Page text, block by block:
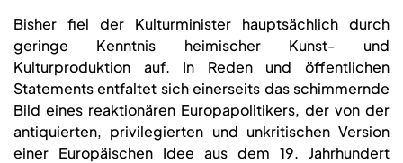
Bisher fiel der Kulturminister hauptsächlich durch
geringe Kenntnis heimischer Kunst- und
Kulturproduktion auf. In Reden und öffentlichen
Statements entfaltet sich einerseits das schimmernde
Bild eines reaktionären Europapolitikers, der von der
antiquierten, privilegierten und unkritischen Version
einer Europäischen Idee aus dem 19. Jahrhundert